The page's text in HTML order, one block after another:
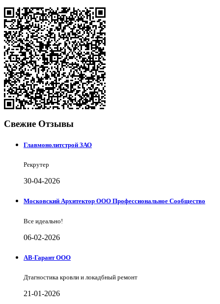
Свежие Отзывы
Главмонолитстрой ЗАО
Рекрутер
30-04-2026
Московский Архитектор ООО Профессиональное Сообщество
Все идеально!
06-02-2026
АВ-Гарант ООО
Дтагностика кровли и локадбный ремонт
21-01-2026